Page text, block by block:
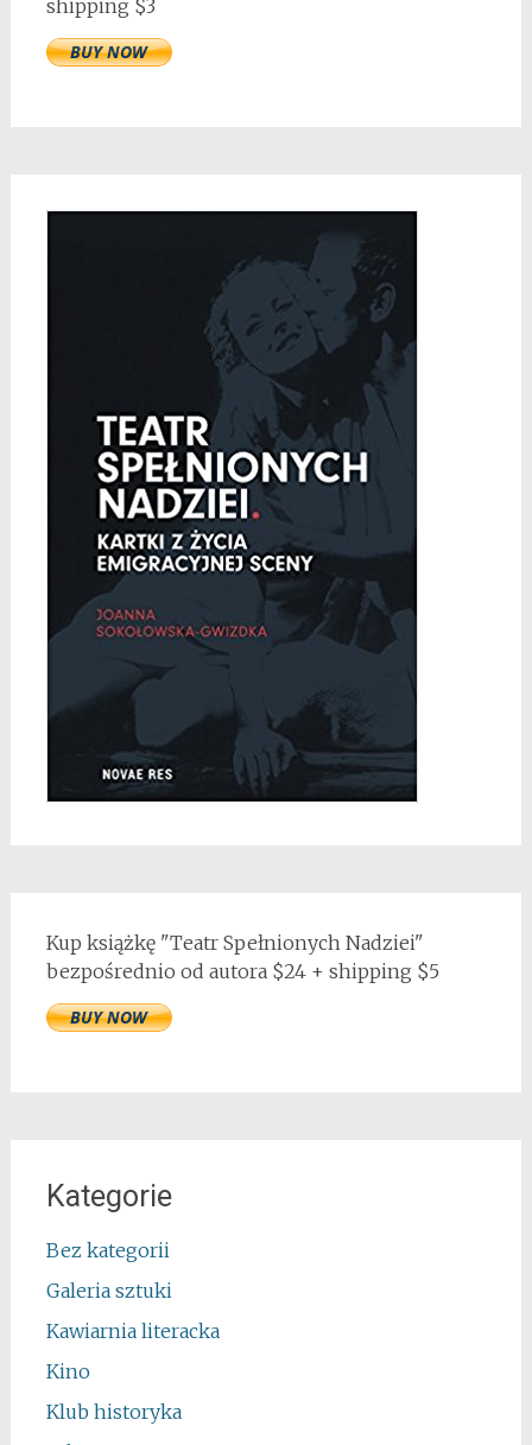
shipping $3
Kup książkę "Teatr Spełnionych Nadziei"
bezpośrednio od autora $24 + shipping $5
Kategorie
Bez kategorii
Galeria sztuki
Kawiarnia literacka
Kino
Klub historyka